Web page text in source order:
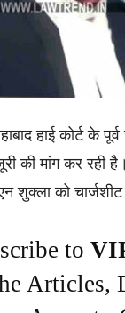
हाई कोर्ट के
की मांग कर रही
शुक्ला को
to
Articles,